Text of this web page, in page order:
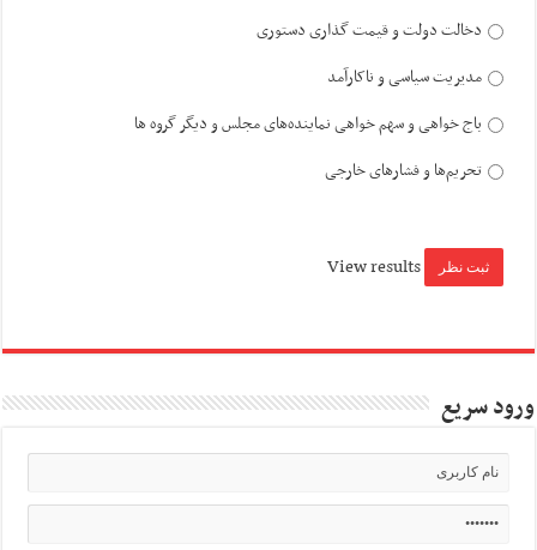
دخالت دولت و قیمت گذاری دستوری
مدیریت سیاسی و ناکارآمد
باج خواهی و سهم خواهی نماینده‌های مجلس و دیگر گروه ها
تحریم‌ها و فشارهای خارجی
View results
ورود سریع